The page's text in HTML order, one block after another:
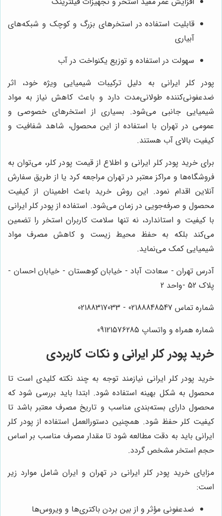
قابلیت استفاده در استخرهای بزرگ و کوچک و شبکه‌های
آبیاری
سهولت در استفاده و توزیع یکنواخت در آب
پودر کلر ایرانی به دلیل ترکیبات شیمیایی ویژه خود، اثر
ضدعفونی‌کننده طولانی‌مدت دارد و باعث کاهش نیاز به مواد
شیمیایی جانبی می‌شود. بسیاری از استخرهای خصوصی و
عمومی در تهران با استفاده از این محصول، شاهد شفافیت و
کیفیت بالای آب هستند.
برای خرید پودر کلر ایرانی و اطلاع از قیمت پودر کلر، می‌توان به
فروشگاه‌ها و مراکز معتبر در تهران مراجعه کرد یا از طریق سفارش
آنلاین اقدام نمود. این روش خرید باعث اطمینان از کیفیت
محصول و صرفه‌جویی در زمان می‌شود. استفاده از پودر کلر ایرانی
با کیفیت و استاندارد، نه تنها سلامت کاربران استخر را تضمین
می‌کند بلکه به حفظ محیط زیست و کاهش مصرف مواد
شیمیایی کمک می‌نماید.
آدرس تهران - سعادت آباد - خیابان کوهستان - خیابان احسان -
پلاک 52 -واحد 2
شماره تماس 02188848547 - 02188317033
شماره همراه و واتساپ 09121576285
خرید پودر کلر ایرانی و نکات کاربردی
خرید پودر کلر ایرانی نیازمند توجه به چند نکته کلیدی است تا
محصول به شکل بهینه استفاده شود. ابتدا باید بررسی شود که
محصول دارای بسته‌بندی مناسب و تاریخ مصرف معتبر باشد تا
کیفیت کلر حفظ شود. همچنین دستورالعمل استفاده از پودر کلر
ایرانی باید به دقت مطالعه شود تا مقدار مصرف مناسب بر اساس
حجم استخر مشخص گردد.
مزایای خرید پودر کلر ایرانی در تهران و ایران شامل موارد زیر
است:
ضدعفونی مؤثر و از بین بردن باکتری‌ها و ویروس‌ها